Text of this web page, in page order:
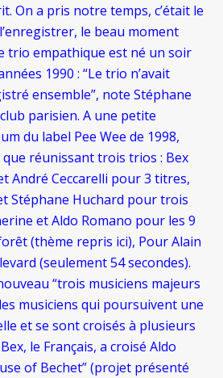
On a pris notre temps, c’était le
le beau moment
trio empathique est né un soir
1990 : “Le trio n’avait
ensemble”, note Stéphane
parisien. A une petite
du label Pee Wee de 1998,
que réunissant trois trios : Bex
André Ceccarelli pour 3 titres,
Stéphane Huchard pour trois
et Aldo Romano pour les 9
(thème repris ici), Pour Alain
(seulement 54 secondes).
“trois musiciens majeurs
musiciens qui poursuivent une
et se sont croisés à plusieurs
le Français, a croisé Aldo
of Bechet” (projet présenté